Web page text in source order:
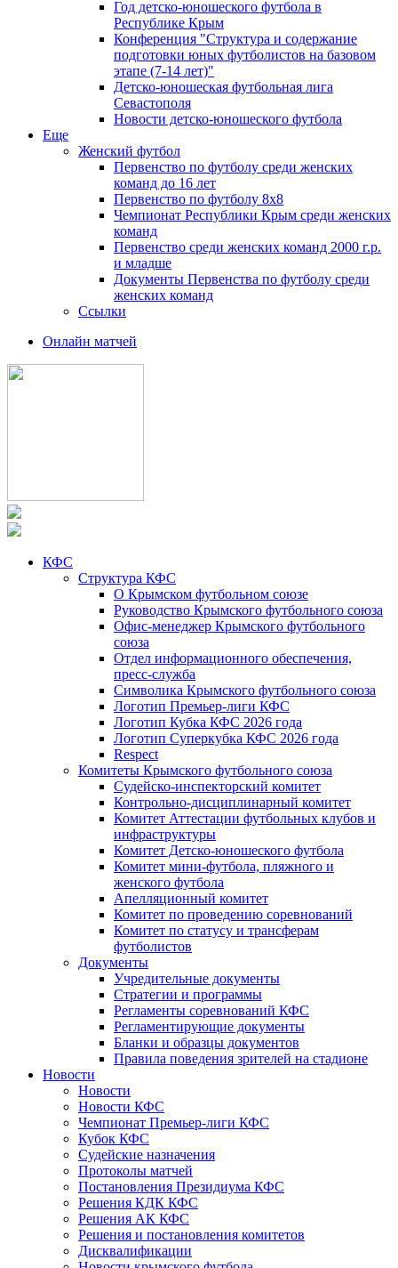
Год детско-юношеского футбола в
Республике Крым
Конференция "Структура и содержание
подготовки юных футболистов на базовом
этапе (7-14 лет)"
Детско-юношеская футбольная лига
Севастополя
Новости детско-юношеского футбола
Еще
Женский футбол
Первенство по футболу среди женских
команд до 16 лет
Первенство по футболу 8х8
Чемпионат Республики Крым среди женских
команд
Первенство среди женских команд 2000 г.р.
и младше
Документы Первенства по футболу среди
женских команд
Ссылки
Онлайн матчей
КФС
Структура КФС
О Крымском футбольном союзе
Руководство Крымского футбольного союза
Офис-менеджер Крымского футбольного
союза
Отдел информационного обеспечения,
пресс-служба
Символика Крымского футбольного союза
Логотип Премьер-лиги КФС
Логотип Кубка КФС 2026 года
Логотип Суперкубка КФС 2026 года
Respect
Комитеты Крымского футбольного союза
Судейско-инспекторский комитет
Контрольно-дисциплинарный комитет
Комитет Аттестации футбольных клубов и
инфраструктуры
Комитет Детско-юношеского футбола
Комитет мини-футбола, пляжного и
женского футбола
Апелляционный комитет
Комитет по проведению соревнований
Комитет по статусу и трансферам
футболистов
Документы
Учредительные документы
Стратегии и программы
Регламенты соревнований КФС
Регламентирующие документы
Бланки и образцы документов
Правила поведения зрителей на стадионе
Новости
Новости
Новости КФС
Чемпионат Премьер-лиги КФС
Кубок КФС
Судейские назначения
Протоколы матчей
Постановления Президиума КФС
Решения КДК КФС
Решения АК КФС
Решения и постановления комитетов
Дисквалификации